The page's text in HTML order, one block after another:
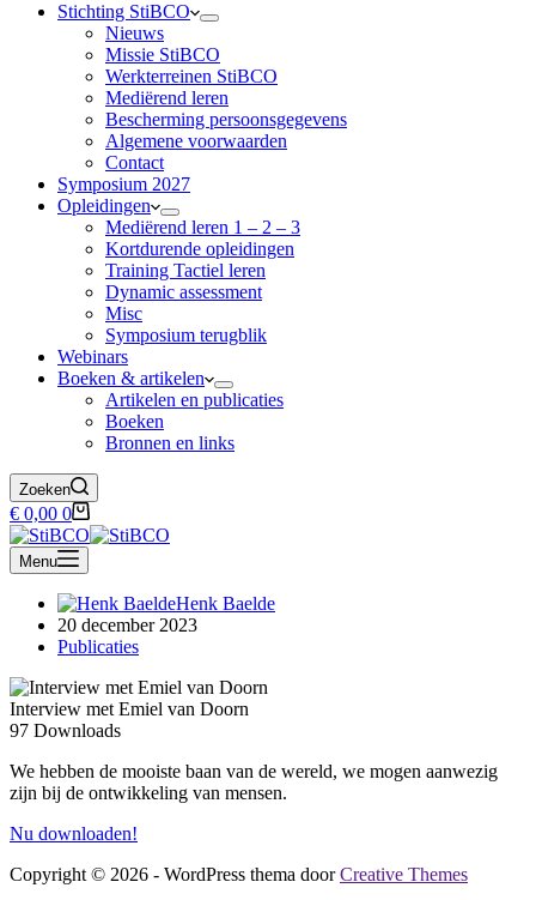
Stichting StiBCO
Nieuws
Missie StiBCO
Werkterreinen StiBCO
Mediërend leren
Bescherming persoonsgegevens
Algemene voorwaarden
Contact
Symposium 2027
Opleidingen
Mediërend leren 1 – 2 – 3
Kortdurende opleidingen
Training Tactiel leren
Dynamic assessment
Misc
Symposium terugblik
Webinars
Boeken & artikelen
Artikelen en publicaties
Boeken
Bronnen en links
Zoeken
Winkelwagen
€ 0,00 0
Menu
Henk Baelde
20 december 2023
Publicaties
Interview met Emiel van Doorn
97 Downloads
We hebben de mooiste baan van de wereld, we mogen aanwezig
zijn bij de ontwikkeling van mensen.
Nu downloaden!
Copyright © 2026 - WordPress thema doorCreative Themes